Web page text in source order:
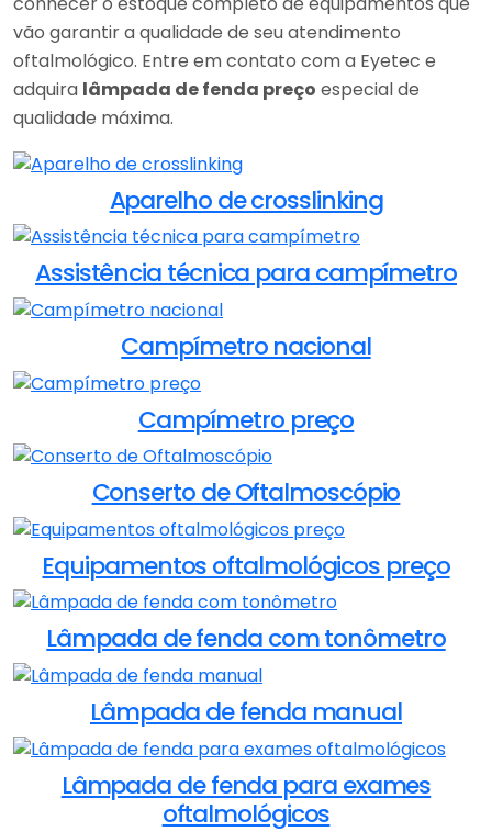
vão garantir a qualidade de seu atendimento
oftalmológico. Entre em contato com a Eyetec e
adquira lâmpada de fenda preço especial de
qualidade máxima.
Aparelho de crosslinking
Assistência técnica para campímetro
Campímetro nacional
Campímetro preço
Conserto de Oftalmoscópio
Equipamentos oftalmológicos preço
Lâmpada de fenda com tonômetro
Lâmpada de fenda manual
Lâmpada de fenda para exames
oftalmológicos